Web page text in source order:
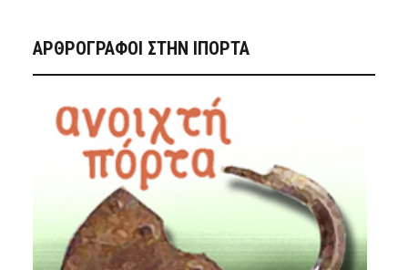
ΑΡΘΡΟΓΡΑΦΟΙ ΣΤΗΝ IΠΟΡΤΑ